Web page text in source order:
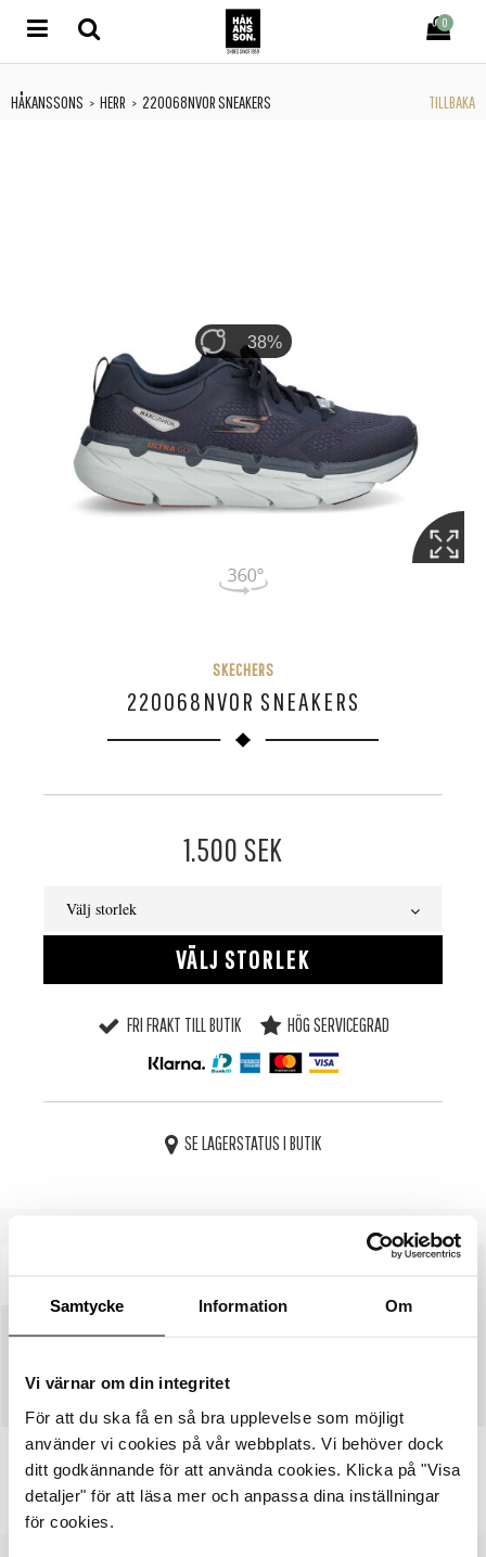
Samtycke Information Om
Vi värnar om din integritet
För att du ska få en så bra upplevelse som möjligt
använder vi cookies på vår webbplats. Vi behöver dock
ditt godkännande för att använda cookies. Klicka på "Visa
detaljer" för att läsa mer och anpassa dina inställningar
för cookies.
0
HÅKANSSONS > HERR > 220068NVOR SNEAKERS TILLBAKA
38%
SKECHERS
220068NVOR SNEAKERS
1.500 SEK
Välj storlek
VÄLJ STORLEK
FRI FRAKT TILL BUTIK HÖG SERVICEGRAD
SE LAGERSTATUS I BUTIK
STORLEKSGUIDE
Artikelnummer: 2155563